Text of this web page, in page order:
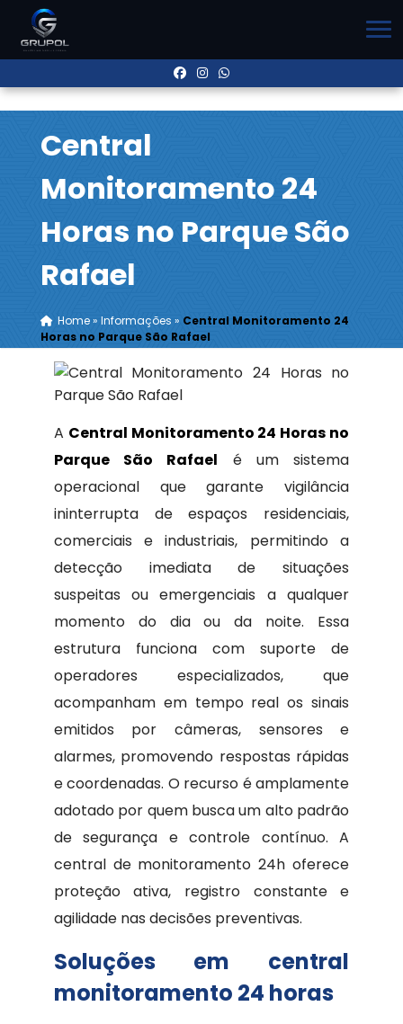
Central
Monitoramento 24
Horas no Parque São
Rafael
Home» Informações » Central Monitoramento 24
Horas no Parque São Rafael
A Central Monitoramento 24 Horas no
Parque São Rafael é um sistema
operacional que garante vigilância
ininterrupta de espaços residenciais,
comerciais e industriais, permitindo a
detecção imediata de situações
suspeitas ou emergenciais a qualquer
momento do dia ou da noite. Essa
estrutura funciona com suporte de
operadores especializados, que
acompanham em tempo real os sinais
emitidos por câmeras, sensores e
alarmes, promovendo respostas rápidas
e coordenadas. O recurso é amplamente
adotado por quem busca um alto padrão
de segurança e controle contínuo. A
central de monitoramento 24h oferece
proteção ativa, registro constante e
agilidade nas decisões preventivas.
Soluções em central
monitoramento 24 horas